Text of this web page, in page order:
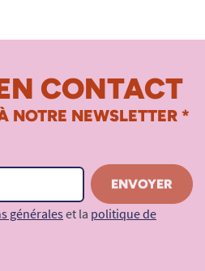
CONTACT
NOTRE NEWSLETTER *
généraleset la politique de